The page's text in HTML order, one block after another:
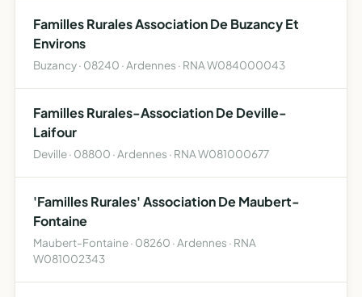
Familles Rurales Association De Buzancy Et
Environs
Buzancy · 08240 · Ardennes · RNA W084000043
Familles Rurales-Association De Deville-
Laifour
Deville · 08800 · Ardennes · RNA W081000677
'Familles Rurales' Association De Maubert-
Fontaine
Maubert-Fontaine · 08260 · Ardennes · RNA
W081002343